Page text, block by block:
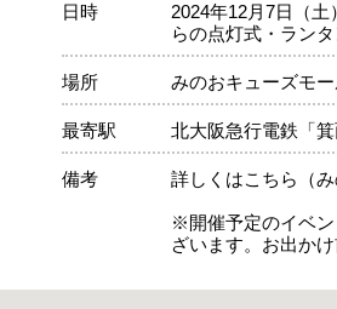
日時
2024年12月7日（
らの点灯式・ラン
場所 みのおキューズモ
最寄駅 北大阪急行電鉄「
備考 詳しくはこちら（
※開催予定のイベ
ざいます。お出か